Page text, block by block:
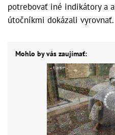
potrebovať iné indikátory a
útočníkmi dokázali vyrovnať.
Mohlo by vás zaujímať: